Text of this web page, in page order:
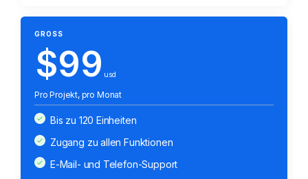
GROSS
$99 usd
Pro Projekt, pro Monat
Bis zu 120 Einheiten
Zugang zu allen Funktionen
E-Mail- und Telefon-Support